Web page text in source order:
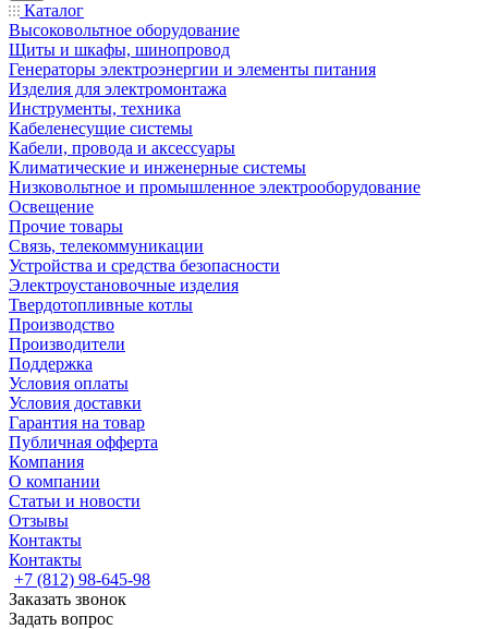
Каталог
Высоковольтное оборудование
Щиты и шкафы, шинопровод
Генераторы электроэнергии и элементы питания
Изделия для электромонтажа
Инструменты, техника
Кабеленесущие системы
Кабели, провода и аксессуары
Климатические и инженерные системы
Низковольтное и промышленное электрооборудование
Освещение
Прочие товары
Связь, телекоммуникации
Устройства и средства безопасности
Электроустановочные изделия
Твердотопливные котлы
Производство
Производители
Поддержка
Условия оплаты
Условия доставки
Гарантия на товар
Публичная офферта
Компания
О компании
Статьи и новости
Отзывы
Контакты
Контакты
+7 (812) 98-645-98
Заказать звонок
Задать вопрос